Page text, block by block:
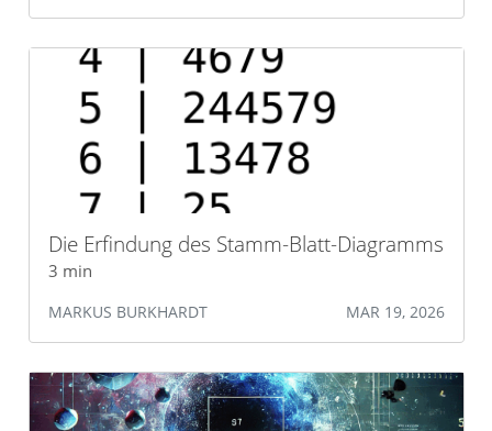
Die Erfindung des Stamm-Blatt-Diagramms
3 min
MARKUS BURKHARDT MAR 19, 2026